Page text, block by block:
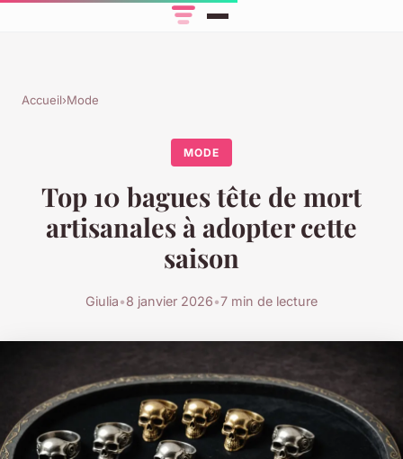
Accueil›Mode
MODE
Top 10 bagues tête de mort
artisanales à adopter cette
saison
Giulia•8 janvier 2026•7 min de lecture